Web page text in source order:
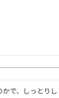
で、しっとり